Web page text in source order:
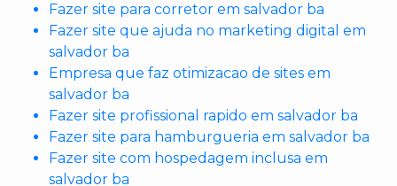
Fazer site para corretor em salvador ba
Fazer site que ajuda no marketing digital em
salvador ba
Empresa que faz otimizacao de sites em
salvador ba
Fazer site profissional rapido em salvador ba
Fazer site para hamburgueria em salvador ba
Fazer site com hospedagem inclusa em
salvador ba